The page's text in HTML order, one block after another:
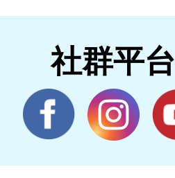
社群平台